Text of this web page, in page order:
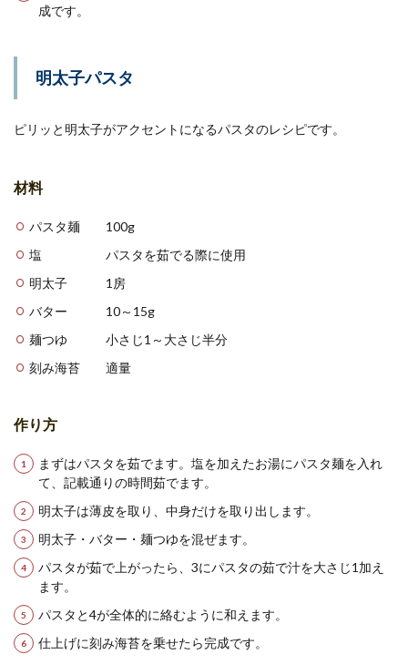
成です。
明太子パスタ
ピリッと明太子がアクセントになるパスタのレシピです。
材料
パスタ麺 100g
塩 パスタを茹でる際に使用
明太子 1房
バター 10～15g
麺つゆ 小さじ1～大さじ半分
刻み海苔 適量
作り方
まずはパスタを茹でます。塩を加えたお湯にパスタ麺を入れ
て、記載通りの時間茹でます。
明太子は薄皮を取り、中身だけを取り出します。
明太子・バター・麺つゆを混ぜます。
パスタが茹で上がったら、3にパスタの茹で汁を大さじ1加え
ます。
パスタと4が全体的に絡むように和えます。
仕上げに刻み海苔を乗せたら完成です。